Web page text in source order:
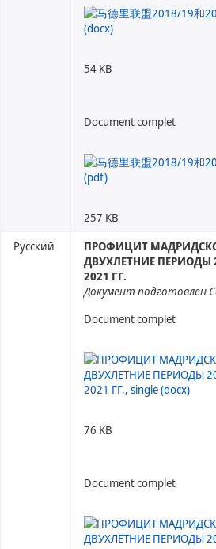
54 KB
Document complet
257 KB
Русский
ПРОФИЦИТ
ДВУХЛЕТНИЕ ПЕРИОДЫ
2021 ГГ.
Документ подготовлен
Document complet
76 KB
Document complet